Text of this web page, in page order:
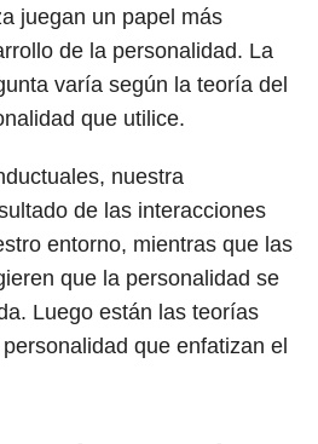
juegan un papel más
de la personalidad. La
varía según la teoría del
que utilice.
nuestra
de las interacciones
entorno, mientras que las
que la personalidad se
Luego están las teorías
que enfatizan el